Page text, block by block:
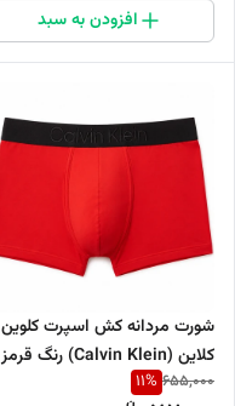
افزودن به سبد
شورت مردانه کش اسپرت کلوین
کلاین (Calvin Klein) رنگ قرمز
655,000
11%